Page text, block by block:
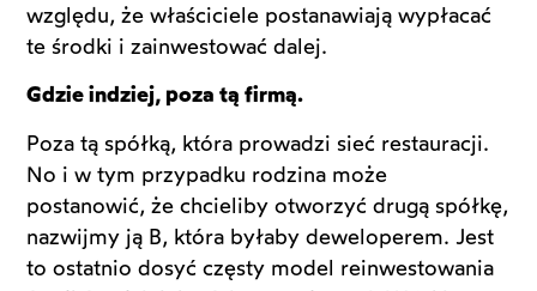
względu, że właściciele postanawiają wypłacać
te środki i zainwestować dalej.
Gdzie indziej, poza tą firmą.
Poza tą spółką, która prowadzi sieć restauracji.
No i w tym przypadku rodzina może
postanowić, że chcieliby otworzyć drugą spółkę,
nazwijmy ją B, która byłaby deweloperem. Jest
to ostatnio dosyć częsty model reinwestowania